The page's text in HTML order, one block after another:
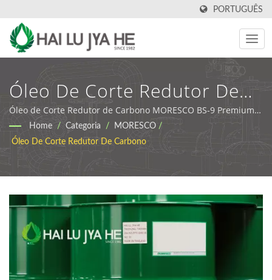
PORTUGUÊS
Óleo De Corte Redutor De
Carbono MORESCO
Premium-9 | Fluidos De
Usinagem E Soluções De
| HLJH
Óleo de Corte Redutor de Carbono MORESCO BS-9 Premium |
HLJH | Fabricante e Fornecedor de Lubrificantes Industriais e
Fluidos de Usinagem em Taiwan
Home / Categoria / MORESCO /
Óleo De Corte Redutor De Carbono